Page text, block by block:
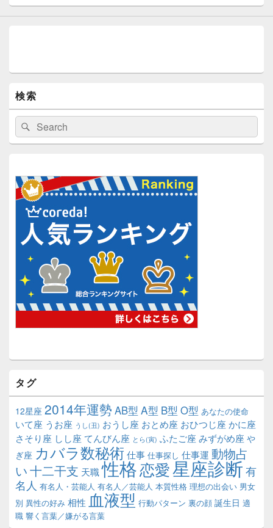
検索
検
索:
検
索
タグ
12星座 2014年運勢 AB型 A型 B型 O型 あなたの使命
いて座 うお座 うし(丑) おうし座 おとめ座 おひつじ座 かに座
さそり座 しし座 てんびん座 とら(寅) ふたご座 みずがめ座 や
ぎ座 カバラ数秘術 仕事 仕事探し 仕事運 動物占
い十二干支 天職性格恋愛星座診断有
名人 有名人・芸能人 有名人／芸能人 本質性格 理想の出会い 男女
別 異性の好み 相性 血液型 行動パターン 裏の顔 誕生日 適
職 響く言葉／嫌がる言葉